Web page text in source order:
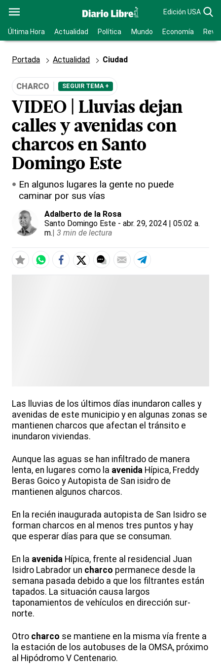
Edición USA
Última Hora Actualidad Política Mundo Economía
Portada Actualidad Ciudad
CHARCO SEGUIR TEMA +
VIDEO | Lluvias dejan
calles y avenidas con
charcos en Santo
Domingo Este
En algunos lugares la gente no puede
caminar por sus vías
Adalberto de la Rosa
Santo Domingo Este - abr. 29, 2024 | 05:02 a.
m.| 3 min de lectura
Las lluvias de los últimos días inundaron calles y
avenidas de este municipio y en algunas zonas se
mantienen charcos que afectan el tránsito e
inundaron viviendas.
Aunque las aguas se han infiltrado de manera
lenta, en lugares como la avenida Hípica, Freddy
Beras Goico y Autopista de San isidro de
mantienen algunos charcos.
En la recién inaugurada autopista de San Isidro se
forman charcos en al menos tres puntos y hay
que esperar días para que se consuman.
En la avenida Hípica, frente al residencial Juan
Isidro Labrador un charco permanece desde la
semana pasada debido a que los filtrantes están
tapados. La situación causa largos
taponamientos de vehículos en dirección sur-
norte.
Otro charco se mantiene en la misma vía frente a
la estación de los autobuses de la OMSA, próximo
al Hipódromo V Centenario.